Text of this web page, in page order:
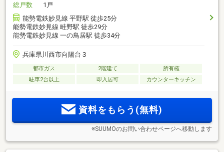
総戸数
1戸
能勢電鉄妙見線 平野駅 徒歩25分
能勢電鉄妙見線 畦野駅 徒歩29分
能勢電鉄妙見線 一の鳥居駅 徒歩34分
兵庫県川西市向陽台３
都市ガス 2階建て
所有権
駐車2台以上
即入居可 カウンターキッチン
資料をもらう(無料)
※SUUMOのお問い合わせページへ移動します